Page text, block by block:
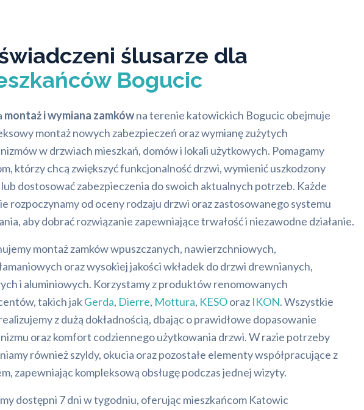
ślusarze dla
Bogucic
montaż i wymiana zamkówna terenie katowickich Bogucic obejmuje
montaż nowych zabezpieczeń oraz wymianę zużytych
w drzwiach mieszkań, domów i lokali użytkowych. Pomagamy
którzy chcą zwiększyć funkcjonalność drzwi, wymienić uszkodzony
lub dostosować zabezpieczenia do swoich aktualnych potrzeb. Każde
rozpoczynamy od oceny rodzaju drzwi oraz zastosowanego systemu
aby dobrać rozwiązanie zapewniające trwałość i niezawodne działanie.
montaż zamków wpuszczanych, nawierzchniowych,
oraz wysokiej jakości wkładek do drzwi drewnianych,
i aluminiowych. Korzystamy z produktów renomowanych
takich jakGerda, Dierre, Mottura, KESOoraz IKON. Wszystkie
z dużą dokładnością, dbając o prawidłowe dopasowanie
oraz komfort codziennego użytkowania drzwi. W razie potrzeby
również szyldy, okucia oraz pozostałe elementy współpracujące z
zapewniając kompleksową obsługę podczas jednej wizyty.
dostępni 7 dni w tygodniu, oferując mieszkańcom Katowic